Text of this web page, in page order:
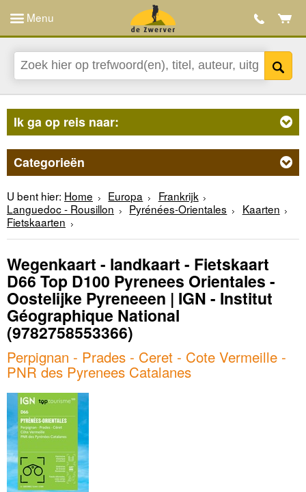
Menu
Ik ga op reis naar:
Categorieën
U bent hier: Home Europa
Frankrijk
Languedoc - Rousillon
Pyrénées-Orientales
Kaarten
Fietskaarten
Wegenkaart - landkaart - Fietskaart
D66 Top D100 Pyrenees Orientales -
Oostelijke Pyreneeen | IGN - Institut
Géographique National
(9782758553366)
Perpignan - Prades - Ceret - Cote Vermeille -
PNR des Pyrenees Catalanes